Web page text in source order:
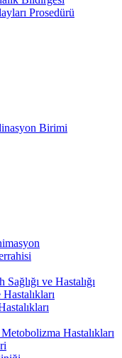
Prosedürü
Birimi
ve Hastalığı
Hastalıkları